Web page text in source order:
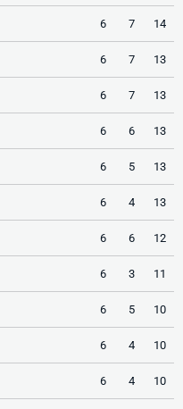
6 7 14
6 7 13
6 7 13
6 6 13
6 5 13
6 4 13
6 6 12
6 3 11
6 5 10
6 4 10
6 4 10